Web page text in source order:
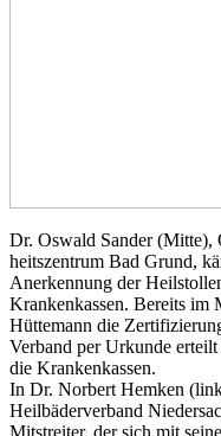
Dr. Oswald Sander (Mitte),
heitszentrum Bad Grund,
Anerkennung der
Krankenkassen. Bereits im
Hüttemann die
Verband per Urkunde
die Krankenkassen.
In Dr. Norbert Hemken
Heilbäderverband
Mitstreiter, der sich mit